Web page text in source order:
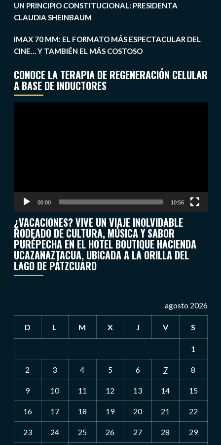
UN PRINCIPIO CONSTITUCIONAL: PRESIDENTA
CLAUDIA SHEINBAUM
IMAX 70 MM: EL FORMATO MÁS ESPECTACULAR DEL
CINE… Y TAMBIÉN EL MÁS COSTOSO
CONOCE LA TERAPIA DE REGENERACIÓN CELULAR
A BASE DE INDUCTORES
00:00 10:56
¿VACACIONES? VIVE UN VIAJE INOLVIDABLE
RODEADO DE CULTURA, MÚSICA Y SABOR
PURÉPECHA EN EL HOTEL BOUTIQUE HACIENDA
UCAZANAZTACUA, UBICADA A LA ORILLA DEL
LAGO DE PÁTZCUARO
agosto 2026
D L M X J V S
1
2 3 4 5 6 7 8
9 10 11 12 13 14 15
16 17 18 19 20 21 22
23 24 25 26 27 28 29